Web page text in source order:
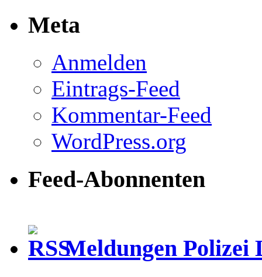
Meta
Anmelden
Eintrags-Feed
Kommentar-Feed
WordPress.org
Feed-Abonnenten
Meldungen Polizei